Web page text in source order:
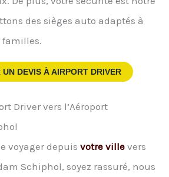
des sièges auto adaptés à
familles.
UN DEVIS ÀAIRPORT DRIVER
Driver vers l’Aéroport
voyager depuisvotre ville vers
Schiphol, soyez rassuré, nous